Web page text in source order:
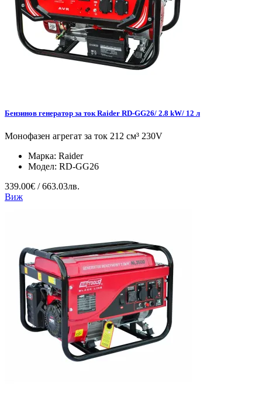
Бензинов генератор за ток Raider RD-GG26/ 2.8 kW/ 12 л
Монофазен агрегат за ток 212 см³ 230V
Марка: Raider
Модел: RD-GG26
339.00€ / 663.03лв.
Виж